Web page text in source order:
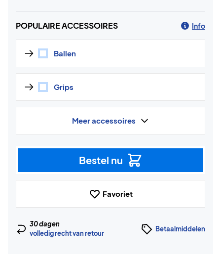
POPULAIRE ACCESSOIRES Info
Ballen
Grips
Meer accessoires
Bestel nu
Favoriet
30 dagen
volledig recht van retour
Betaalmiddelen